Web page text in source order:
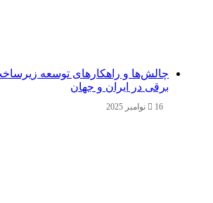
چالش‌ها و راهکارهای توسعه
برقی در ایران و جهان
16 نوامبر 2025